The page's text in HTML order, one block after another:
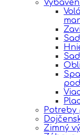
Potreby
Zimný